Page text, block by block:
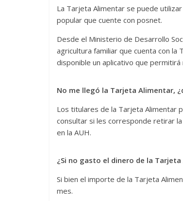
La Tarjeta Alimentar se puede
popular que cuente con posnet.
Desde el Ministerio de Desarrollo
agricultura familiar que cuenta con
disponible un aplicativo que
No me llegó la Tarjeta Alimentar,
Los titulares de la Tarjeta Alimentar
consultar si les corresponde retirar
en la AUH.
¿Si no gasto el dinero de la
Si bien el importe de la Tarjeta
mes.